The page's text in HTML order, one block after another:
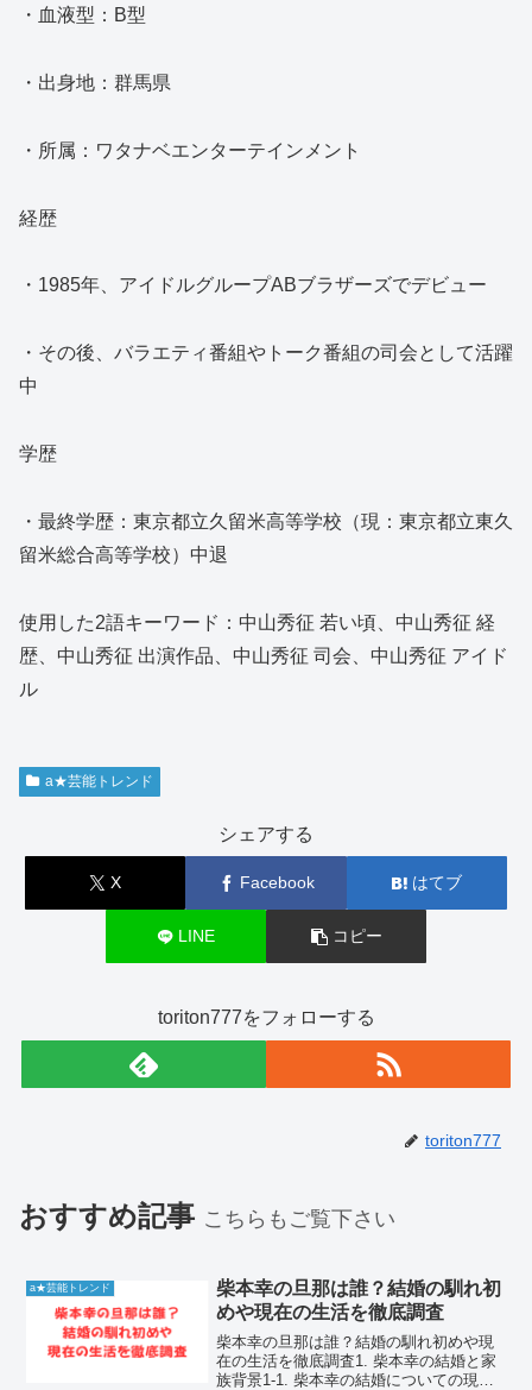
・血液型：B型
・出身地：群馬県
・所属：ワタナベエンターテインメント
経歴
・1985年、アイドルグループABブラザーズでデビュー
・その後、バラエティ番組やトーク番組の司会として活躍
中
学歴
・最終学歴：東京都立久留米高等学校（現：東京都立東久
留米総合高等学校）中退
使用した2語キーワード：中山秀征 若い頃、中山秀征 経
歴、中山秀征 出演作品、中山秀征 司会、中山秀征 アイド
ル
a★芸能トレンド
シェアする
X Facebook はてブ
LINE コピー
toriton777をフォローする
toriton777
おすすめ記事 こちらもご覧下さい
a★芸能トレンド
柴本幸の旦那は誰？結婚の馴れ初
めや現在の生活を徹底調査
柴本幸の旦那は誰？結婚の馴れ初めや現
在の生活を徹底調査1. 柴本幸の結婚と家
族背景1-1. 柴本幸の結婚についての現状